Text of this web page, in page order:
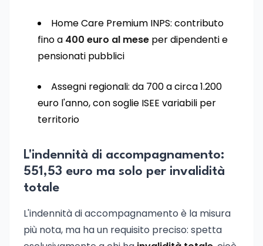
Home Care Premium INPS: contributo
fino a 400 euro al mese per dipendenti e
pensionati pubblici
Assegni regionali: da 700 a circa 1.200
euro l'anno, con soglie ISEE variabili per
territorio
L'indennità di accompagnamento:
551,53 euro ma solo per invalidità
totale
L'indennità di accompagnamento è la misura
più nota, ma ha un requisito preciso: spetta